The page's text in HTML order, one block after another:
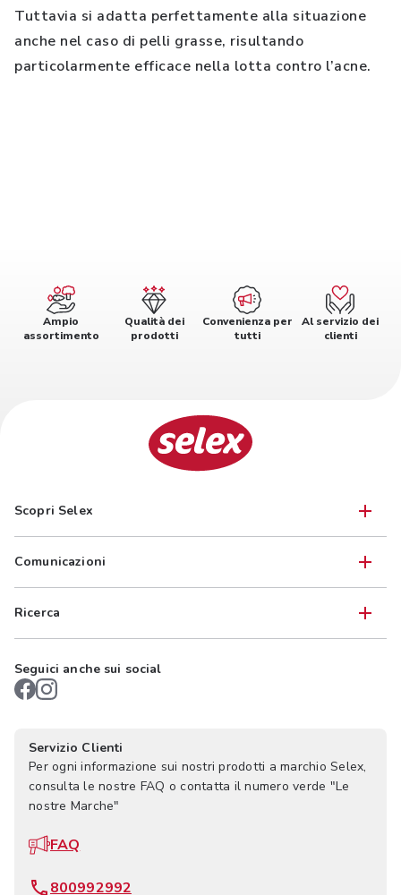
Tuttavia si adatta perfettamente alla situazione
anche nel caso di pelli grasse, risultando
particolarmente efficace nella lotta contro l’acne.
Ampio
assortimento
Qualità dei
prodotti
Convenienza per
tutti
Al servizio dei
clienti
Scopri Selex
Comunicazioni
Ricerca
Seguici anche sui social
Servizio Clienti
Per ogni informazione sui nostri prodotti a marchio Selex,
consulta le nostre FAQ o contatta il numero verde "Le
nostre Marche"
FAQ
800992992